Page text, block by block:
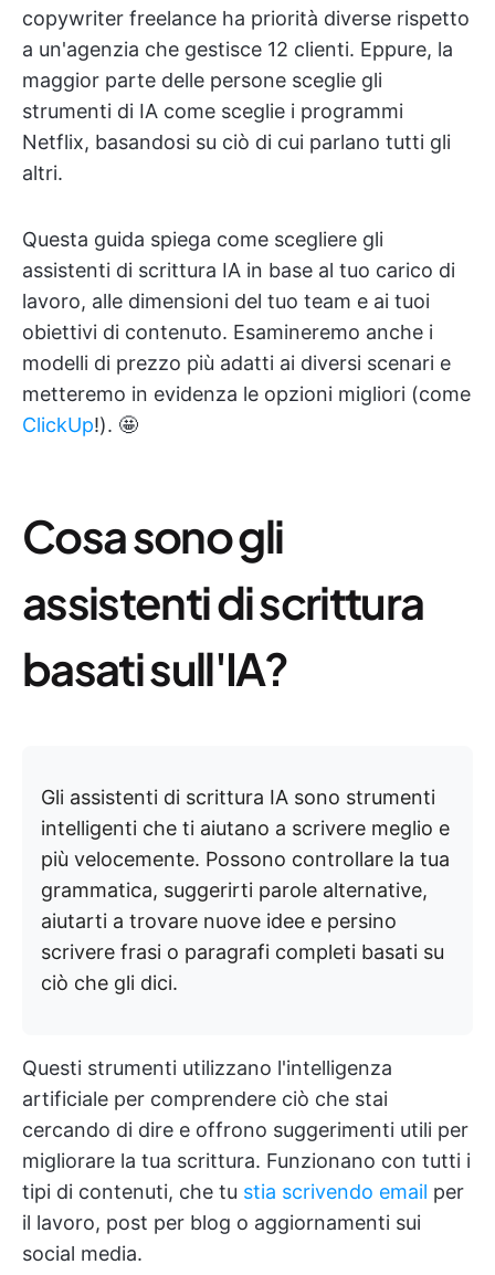
copywriter freelance ha priorità diverse rispetto
a un'agenzia che gestisce 12 clienti. Eppure, la
maggior parte delle persone sceglie gli
strumenti di IA come sceglie i programmi
Netflix, basandosi su ciò di cui parlano tutti gli
altri.
Questa guida spiega come scegliere gli
assistenti di scrittura IA in base al tuo carico di
lavoro, alle dimensioni del tuo team e ai tuoi
obiettivi di contenuto. Esamineremo anche i
modelli di prezzo più adatti ai diversi scenari e
metteremo in evidenza le opzioni migliori (come
ClickUp!). 🤩
Cosa sono gli
assistenti di scrittura
basati sull'IA?
Gli assistenti di scrittura IA sono strumenti
intelligenti che ti aiutano a scrivere meglio e
più velocemente. Possono controllare la tua
grammatica, suggerirti parole alternative,
aiutarti a trovare nuove idee e persino
scrivere frasi o paragrafi completi basati su
ciò che gli dici.
Questi strumenti utilizzano l'intelligenza
artificiale per comprendere ciò che stai
cercando di dire e offrono suggerimenti utili per
migliorare la tua scrittura. Funzionano con tutti i
tipi di contenuti, che tu stia scrivendo email per
il lavoro, post per blog o aggiornamenti sui
social media.